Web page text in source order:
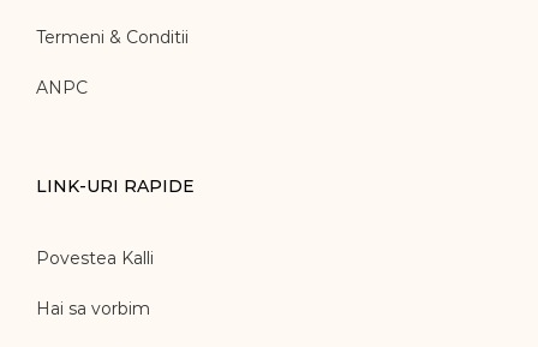
Termeni & Conditii
ANPC
LINK-URI RAPIDE
Povestea Kalli
Hai sa vorbim